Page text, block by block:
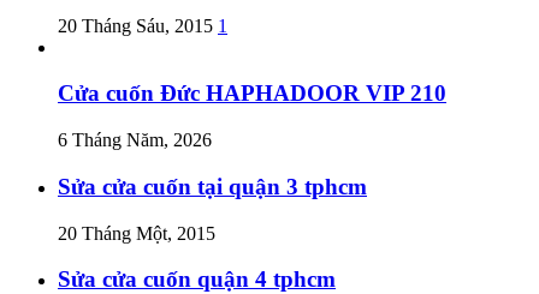
20 Tháng Sáu, 2015 1
Cửa cuốn Đức HAPHADOOR VIP 210
6 Tháng Năm, 2026
Sửa cửa cuốn tại quận 3 tphcm
20 Tháng Một, 2015
Sửa cửa cuốn quận 4 tphcm